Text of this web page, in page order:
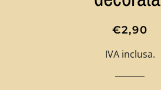
Prezzo
listino
Prezzo
€2,90
IVA inclusa.